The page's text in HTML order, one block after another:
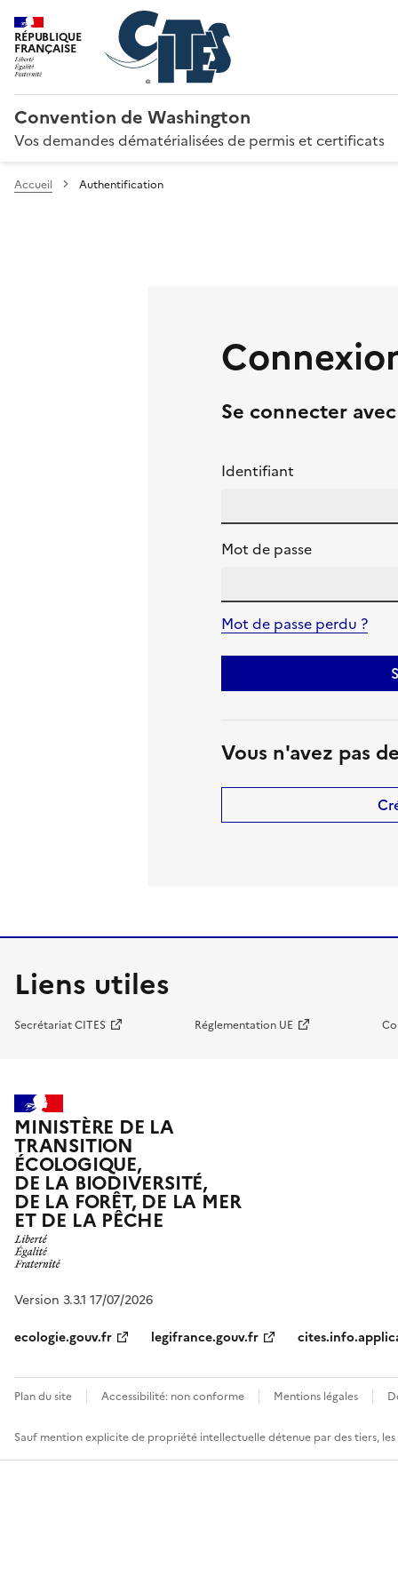
RÉPUBLIQUE
FRANÇAISE
Convention de Washington
Vos demandes dématérialisées de permis et certificats
Accueil Authentification
Se connecter
Identifiant
Mot de passe
Mot de passe perdu ?
Vous n'avez pas
Liens utiles
Secrétariat CITES Réglementation UE
MINISTÈRE DE LA
TRANSITION
ÉCOLOGIQUE,
DE LA BIODIVERSITÉ,
DE LA FORÊT, DE LA MER
ET DE LA PÊCHE
Version 3.3.1 17/07/2026
ecologie.gouv.fr
legifrance.gouv.fr
Plan du site Accessibilité: non conforme Mentions légales
Sauf mention explicite de propriété intellectuelle détenue par des tiers,